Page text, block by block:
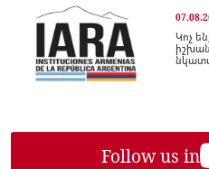
Կոչ
Follow us in